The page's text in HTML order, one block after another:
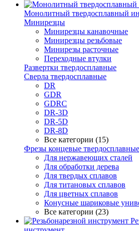
Монолитный твердосплавный
Минирезцы
Минирезцы канавочные
Минирезцы резьбовые
Минирезы расточные
Переходные втулки
Развертки твердосплавные
Сверла твердосплавные
DR
GDR
GDRC
DR-3D
DR-5D
DR-8D
Все категории (15)
Фрезы концевые твердосплавные
Для нержавеющих сталей
Для обработки дерева
Для твердых сплавов
Для титановых сплавов
Для цветных сплавов
Конусные шариковые
Все категории (23)